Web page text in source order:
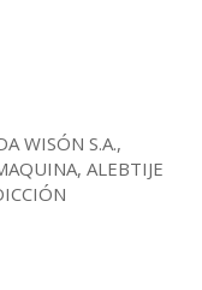
WISÓN S.A.,
ALEBTIJE